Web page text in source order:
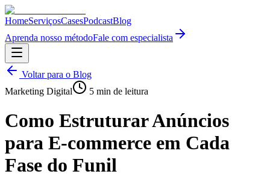
HomeServiçosCasesPodcastBlog
Aprenda nosso métodoFale com especialista
Voltar para o Blog
Marketing Digital
5 min de leitura
Como Estruturar Anúncios
para E-commerce em Cada
Fase do Funil